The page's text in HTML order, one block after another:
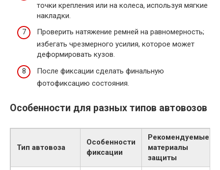
точки крепления или на колеса, используя мягкие
накладки.
Проверить натяжение ремней на равномерность;
избегать чрезмерного усилия, которое может
деформировать кузов.
После фиксации сделать финальную
фотофиксацию состояния.
Особенности для разных типов автовозов
Тип автовоза
Особенности
фиксации
Рекомендуемые
материалы
защиты